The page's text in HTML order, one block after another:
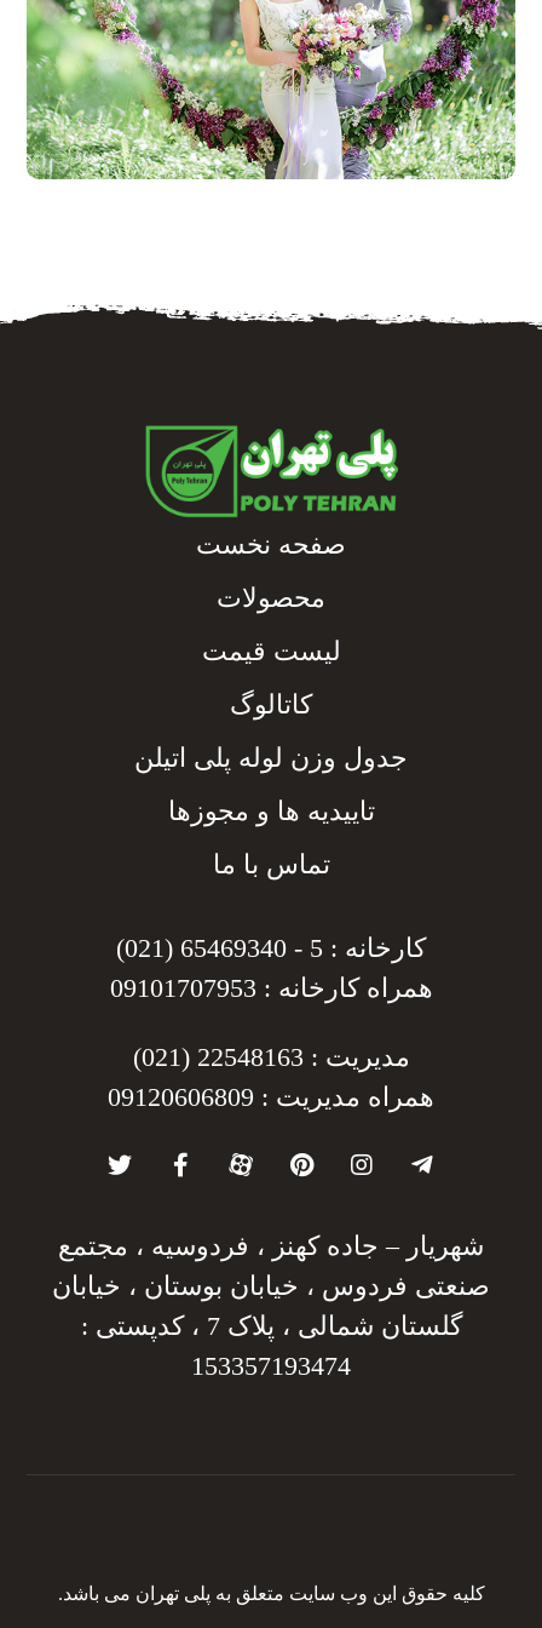
خرداد ۲۰, ۱۳۹۶
صفحه نخست
محصولات
لیست قیمت
کاتالوگ
جدول وزن لوله پلی اتیلن
تاییدیه ها و مجوزها
تماس با ما
کارخانه : 5 - 65469340 (021)
همراه کارخانه : 09101707953
مدیریت : 22548163 (021)
همراه مدیریت : 09120606809
شهریار – جاده کهنز ، فردوسیه ، مجتمع
صنعتی فردوس ، خیابان بوستان ، خیابان
گلستان شمالی ، پلاک 7 ، کدپستی :
153357193474
کلیه حقوق این وب سایت متعلق به پلی تهران می باشد.